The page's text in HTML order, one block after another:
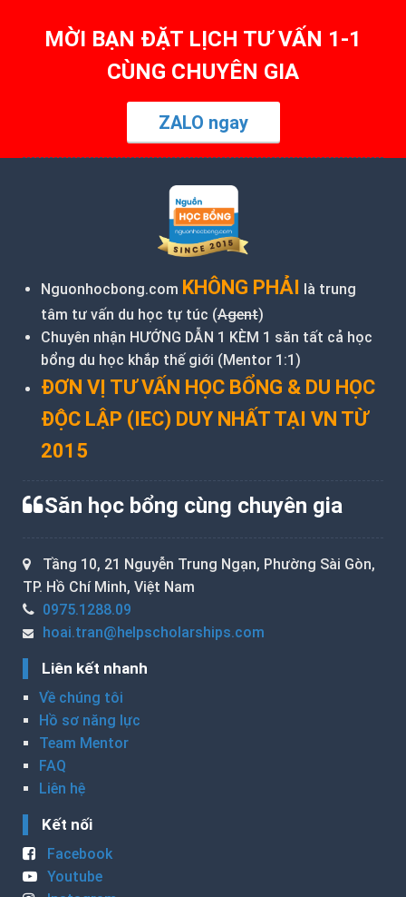
MỜI BẠN ĐẶT LỊCH TƯ VẤN 1-1
CÙNG CHUYÊN GIA
ZALO ngay
Nguonhocbong.com KHÔNG PHẢI là trung
tâm tư vấn du học tự túc (Agent)
Chuyên nhận HƯỚNG DẪN 1 KÈM 1 săn tất cả học
bổng du học khắp thế giới (Mentor 1:1)
ĐƠN VỊ TƯ VẤN HỌC BỔNG & DU HỌC
ĐỘC LẬP (IEC) DUY NHẤT TẠI VN TỪ
2015
Săn học bổng cùng chuyên gia
Tầng 10, 21 Nguyễn Trung Ngạn, Phường Sài Gòn,
TP. Hồ Chí Minh, Việt Nam
0975.1288.09
hoai.tran@helpscholarships.com
Liên kết nhanh
Về chúng tôi
Hồ sơ năng lực
Team Mentor
FAQ
Liên hệ
Kết nối
Facebook
Youtube